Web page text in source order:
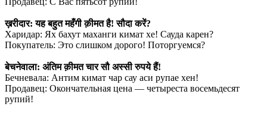
ख़रीदार: यह बहुत महँगी क़ीमत है! सौदा करें?
Харидар: Ях бахут маханги кимат хе! Сауда карен?
Покупатель: Это слишком дорого! Поторгуемся?
बेचनेवाला: अंतिम क़ीमत चार सौ अस्सी रुपये हैं!
Бечневала: Антим кимат чар сау аси рупае хен!
Продавец: Окончательная цена — четыреста восемьдесят
рупий!